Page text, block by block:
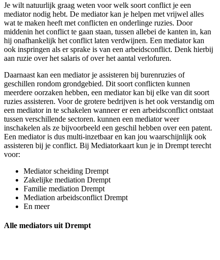
Je wilt natuurlijk graag weten voor welk soort conflict je een
mediator nodig hebt. De mediator kan je helpen met vrijwel alles
wat te maken heeft met conflicten en onderlinge ruzies. Door
middenin het conflict te gaan staan, tussen allebei de kanten in, kan
hij onafhankelijk het conflict laten verdwijnen. Een mediator kan
ook inspringen als er sprake is van een arbeidsconflict. Denk hierbij
aan ruzie over het salaris of over het aantal verlofuren.
Daarnaast kan een mediator je assisteren bij burenruzies of
geschillen rondom grondgebied. Dit soort conflicten kunnen
meerdere oorzaken hebben, een mediator kan bij elke van dit soort
ruzies assisteren. Voor de grotere bedrijven is het ook verstandig om
een mediator in te schakelen wanneer er een arbeidsconflict ontstaat
tussen verschillende sectoren. kunnen een mediator weer
inschakelen als ze bijvoorbeeld een geschil hebben over een patent.
Een mediator is dus multi-inzetbaar en kan jou waarschijnlijk ook
assisteren bij je conflict. Bij Mediatorkaart kun je in Drempt terecht
voor:
Mediator scheiding Drempt
Zakelijke mediation Drempt
Familie mediation Drempt
Mediation arbeidsconflict Drempt
En meer
Alle mediators uit Drempt